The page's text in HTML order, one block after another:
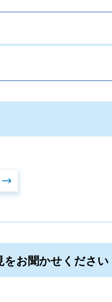
お聞かせください